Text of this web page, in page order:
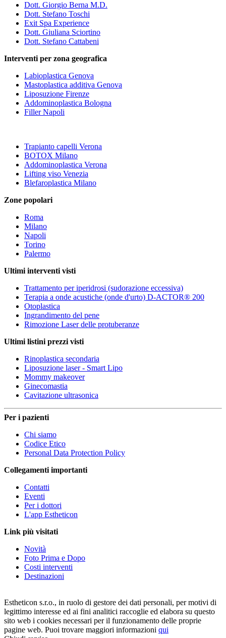
Dott. Giorgio Berna M.D.
Dott. Stefano Toschi
Exit Spa Experience
Dott. Giuliana Sciortino
Dott. Stefano Cattabeni
Interventi per zona geografica
Labioplastica Genova
Mastoplastica additiva Genova
Liposuzione Firenze
Addominoplastica Bologna
Filler Napoli
Trapianto capelli Verona
BOTOX Milano
Addominoplastica Verona
Lifting viso Venezia
Blefaroplastica Milano
Zone popolari
Roma
Milano
Napoli
Torino
Palermo
Ultimi interventi visti
Trattamento per iperidrosi (sudorazione eccessiva)
Terapia a onde acustiche (onde d'urto) D-ACTOR® 200
Otoplastica
Ingrandimento del pene
Rimozione Laser delle protuberanze
Ultimi listini prezzi visti
Rinoplastica secondaria
Liposuzione laser - Smart Lipo
Mommy makeover
Ginecomastia
Cavitazione ultrasonica
Per i pazienti
Chi siamo
Codice Etico
Personal Data Protection Policy
Collegamenti importanti
Contatti
Eventi
Per i dottori
L'app Estheticon
Link più visitati
Novità
Foto Prima e Dopo
Costi interventi
Destinazioni
Estheticon s.r.o., in ruolo di gestore dei dati personali, per motivi di
legittimo interesse ed ai fini analitici raccoglie ed elabora su questo
sito web i cookies necessari per il funzionamento delle proprie
pagine web. Puoi trovare maggiori informazioni qui